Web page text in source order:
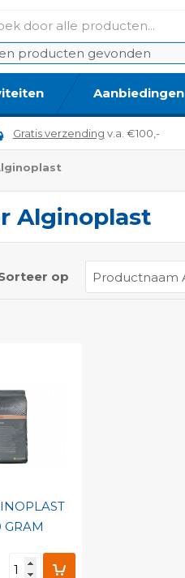
producten gevonden
Aanbiedingen
Gratis verzending v.a. €100,-
Alginoplast
op
GRAM